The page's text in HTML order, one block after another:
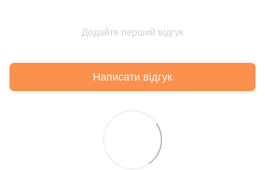
Додайте перший відгук
Написати відгук